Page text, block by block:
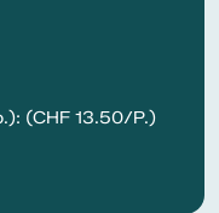
(CHF 13.50/P.)